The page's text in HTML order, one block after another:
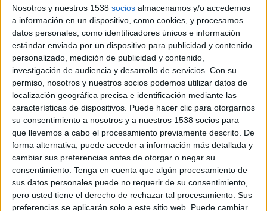
Nosotros y nuestros 1538 socios almacenamos y/o accedemos
a información en un dispositivo, como cookies, y procesamos
datos personales, como identificadores únicos e información
estándar enviada por un dispositivo para publicidad y contenido
personalizado, medición de publicidad y contenido,
investigación de audiencia y desarrollo de servicios. Con su
permiso, nosotros y nuestros socios podemos utilizar datos de
localización geográfica precisa e identificación mediante las
características de dispositivos. Puede hacer clic para otorgarnos
su consentimiento a nosotros y a nuestros 1538 socios para
que llevemos a cabo el procesamiento previamente descrito. De
forma alternativa, puede acceder a información más detallada y
cambiar sus preferencias antes de otorgar o negar su
consentimiento. Tenga en cuenta que algún procesamiento de
sus datos personales puede no requerir de su consentimiento,
pero usted tiene el derecho de rechazar tal procesamiento. Sus
preferencias se aplicarán solo a este sitio web. Puede cambiar
aflora cap a la superfície durant diversos mesos
o, fins i tot, de manera permanent. El que a
vegades suposa una pèrdua d'aigua de l'aqüífer i
l'assecament de fonts, pous i cursos fluvials
propers, altres, crea basses que s’omplen durant
les pluges i són colonitzades per espècies de
zones obertes o d’ambients aquàtics que hi
troben refugi i aliment.
"Aquesta restauració natural és un fet molt
interessant, ja que les zones humides són un
dels ecosistemes més vulnerables del planeta.
Segons el Living Planet Index, el 85% de les